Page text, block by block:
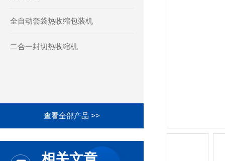
全自动套袋热收缩包装机
二合一封切热收缩机
查看全部产品 >>